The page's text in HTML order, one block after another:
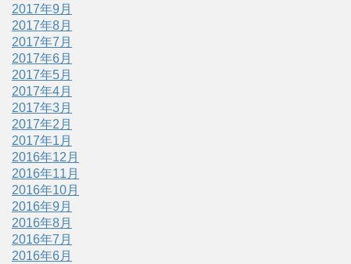
2017年9月
2017年8月
2017年7月
2017年6月
2017年5月
2017年4月
2017年3月
2017年2月
2017年1月
2016年12月
2016年11月
2016年10月
2016年9月
2016年8月
2016年7月
2016年6月